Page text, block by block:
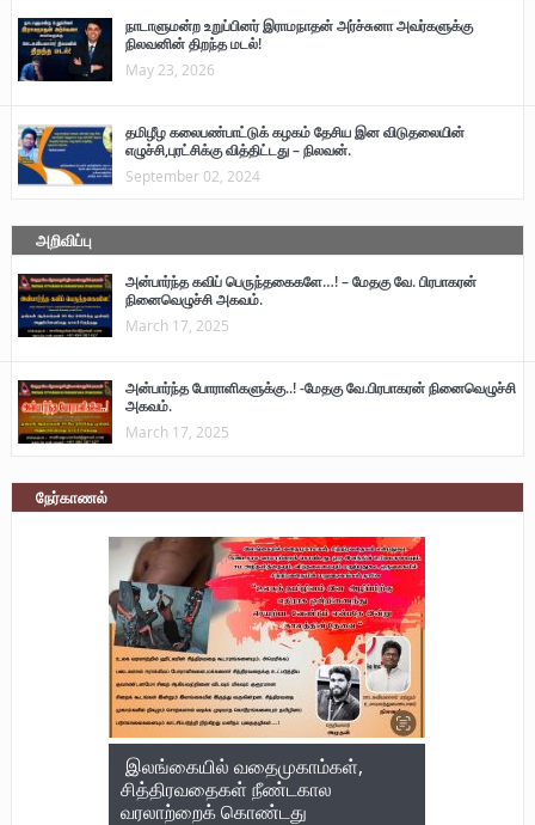
நாடாளுமன்ற உறுப்பினர் இராமநாதன் அர்ச்சுனா அவர்களுக்கு
நிலவனின் திறந்த மடல்!
May 23, 2026
தமிழீழ கலைபண்பாட்டுக் கழகம் தேசிய இன விடுதலையின்
எழுச்சி,புரட்சிக்கு வித்திட்டது – நிலவன்.
September 02, 2024
அறிவிப்பு
அன்பார்ந்த கவிப் பெருந்தகைகளே…! – மேதகு வே. பிரபாகரன்
நினைவெழுச்சி அகவம்.
March 17, 2025
அன்பார்ந்த போராளிகளுக்கு..! -மேதகு வே.பிரபாகரன் நினைவெழுச்சி
அகவம்.
March 17, 2025
நேர்காணல்
இலங்கையில் வதைமுகாம்கள்,
சித்திரவதைகள் நீண்டகால
வரலாற்றைக் கொண்டது